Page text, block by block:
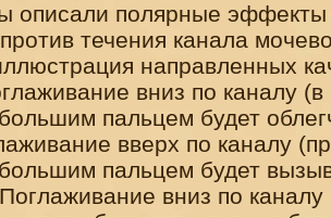
описали полярные эффекты
течения канала
направленных
вниз по каналу
пальцем будет
вверх по каналу
пальцем будет
вниз по